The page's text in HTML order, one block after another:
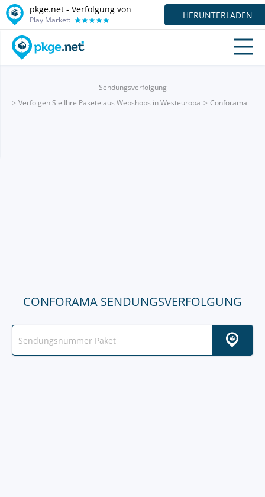
pkge.net - Verfolgung von
Play Market: HERUNTERLADEN
Sendungsverfolgung
Verfolgen Sie Ihre Pakete aus Webshops in Westeuropa
Conforama
CONFORAMA SENDUNGSVERFOLGUNG